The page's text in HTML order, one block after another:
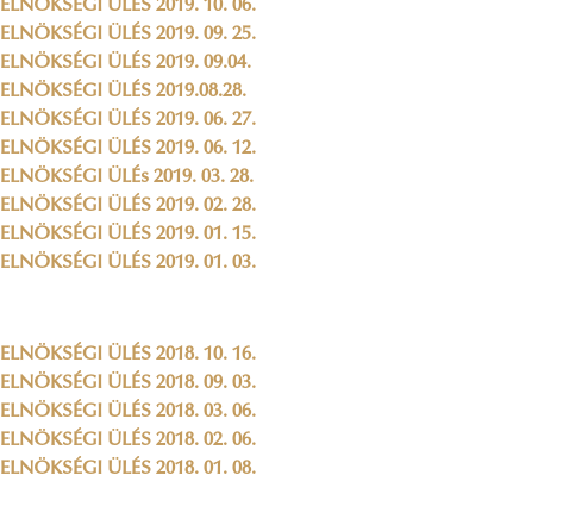
ELNÖKSÉGI ÜLÉS 2019. 10. 06.
ELNÖKSÉGI ÜLÉS 2019. 09. 25.
ELNÖKSÉGI ÜLÉS 2019. 09.04.
ELNÖKSÉGI ÜLÉS 2019.08.28.
ELNÖKSÉGI ÜLÉS 2019. 06. 27.
ELNÖKSÉGI ÜLÉS 2019. 06. 12.
ELNÖKSÉGI ÜLÉs 2019. 03. 28.
ELNÖKSÉGI ÜLÉS 2019. 02. 28.
ELNÖKSÉGI ÜLÉS 2019. 01. 15.
ELNÖKSÉGI ÜLÉS 2019. 01. 03.
ELNÖKSÉGI ÜLÉS 2018. 10. 16.
ELNÖKSÉGI ÜLÉS 2018. 09. 03.
ELNÖKSÉGI ÜLÉS 2018. 03. 06.
ELNÖKSÉGI ÜLÉS 2018. 02. 06.
ELNÖKSÉGI ÜLÉS 2018. 01. 08.